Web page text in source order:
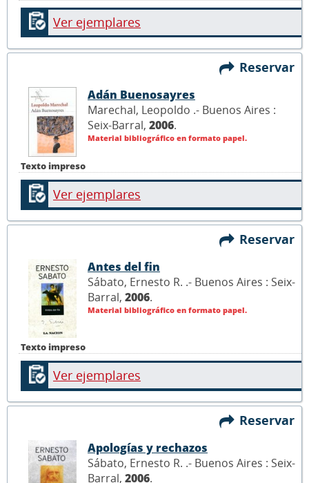
Ver ejemplares
Reservar
Texto impreso
Adán Buenosayres
Marechal, Leopoldo .- Buenos Aires :
Seix-Barral, 2006.
Material bibliográfico en formato papel.
Ver ejemplares
Reservar
Texto impreso
Antes del fin
Sábato, Ernesto R. .- Buenos Aires : Seix-
Barral, 2006.
Material bibliográfico en formato papel.
Ver ejemplares
Reservar
Apologías y rechazos
Sábato, Ernesto R. .- Buenos Aires : Seix-
Barral, 2006.